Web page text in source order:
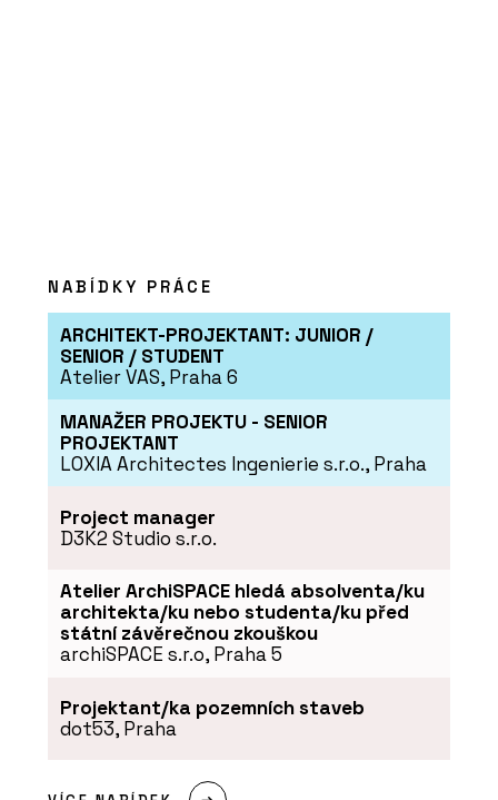
PRODUKTY
Posuvné dveře a bezobložková
pouzdra BELPORT - Dorsis
ČLÁNKY
Prosklené příčky Dorsis i tam, kde je
nečekáte
NABÍDKY PRÁCE
ARCHITEKT-PROJEKTANT: JUNIOR /
SENIOR / STUDENT
Atelier VAS, Praha 6
MANAŽER PROJEKTU - SENIOR
PROJEKTANT
LOXIA Architectes Ingenierie s.r.o., Praha
Project manager
D3K2 Studio s.r.o.
Atelier ArchiSPACE hledá absolventa/ku
architekta/ku nebo studenta/ku před
státní závěrečnou zkouškou
archiSPACE s.r.o, Praha 5
Projektant/ka pozemních staveb
dot53, Praha